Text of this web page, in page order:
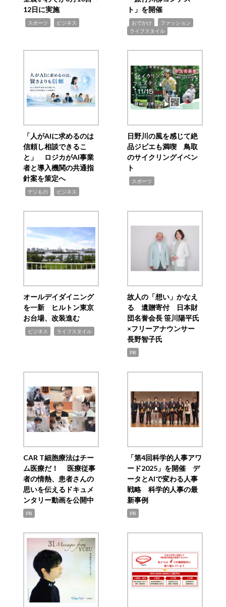
12日に実施
スポーツ ビジネス
ト」を開催
おでかけ ファッション
ライフスタイル
「人がAIに求めるのは
信頼し相談できるこ
と」 ロジカがAI事業
者と導入機関の共通指
針案を策定へ
デジもの ビジネス
日野川の風を感じて絶
品ジビエも満喫 鳥取
のサイクリングイベン
ト
スポーツ
オールデイダイニング
を一新 ヒルトン東京
お台場、改装進む
ビジネス ライフスタイル
故人の「想い」かなえ
る 遺贈寄付 日本財
団名誉会長 笹川陽平氏
×フリーアナウンサー
長野智子氏
PR
CAR T細胞療法はチー
ム医療だ！ 医療従事
者の情熱、患者さんの
思いを伝えるドキュメ
ンタリー動画を公開中
PR
「第4回科学的人事アワ
ード2025」を開催 デ
ータとAIで変わる人事
戦略 科学的人事の最
新事例
PR